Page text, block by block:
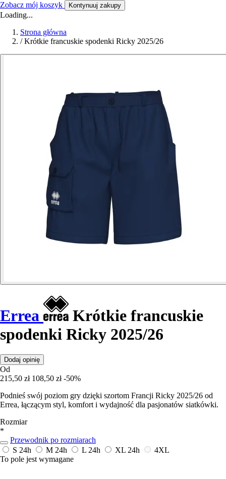
Zobacz mój koszyk Kontynuuj zakupy
Loading...
Strona główna
/ Krótkie francuskie spodenki Ricky 2025/26
Errea
Krótkie francuskie
spodenki Ricky 2025/26
Dodaj opinię
Od
215,50 zł 108,50 zł -50%
Podnieś swój poziom gry dzięki szortom Francji Ricky 2025/26 od
Errea, łączącym styl, komfort i wydajność dla pasjonatów siatkówki.
Rozmiar
*
Przewodnik po rozmiarach
S 24h M 24h L 24h XL 24h
4XL
To pole jest wymagane